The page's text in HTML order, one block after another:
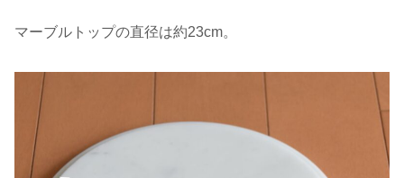
マーブルトップの直径は約23cm。